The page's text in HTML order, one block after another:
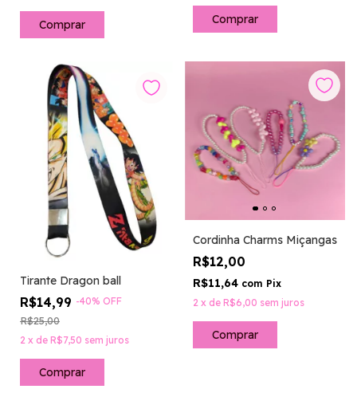
Tirante Dragon ball
R$14,99 -40% OFF
R$25,00
2 x de R$7,50 sem juros
Cordinha Charms Miçangas
R$12,00
R$11,64 com Pix
2 x de R$6,00 sem juros
Comprar